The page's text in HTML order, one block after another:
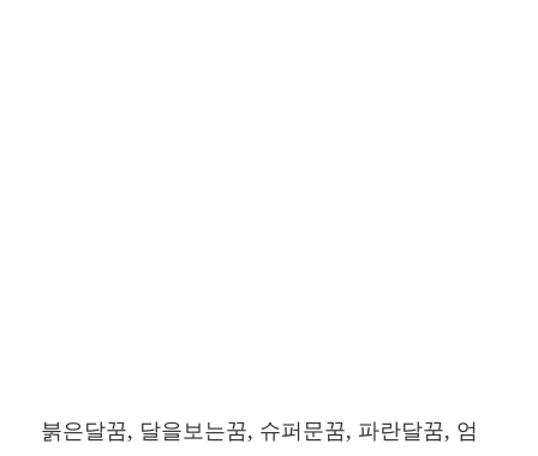
붉은달꿈, 달을보는꿈, 슈퍼문꿈, 파란달꿈, 엄